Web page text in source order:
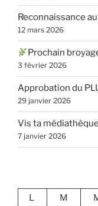
Reconnaissance
12 mars 2026
Prochain
3 février 2026
Approbation du
29 janvier 2026
Vis ta
7 janvier 2026
L
M